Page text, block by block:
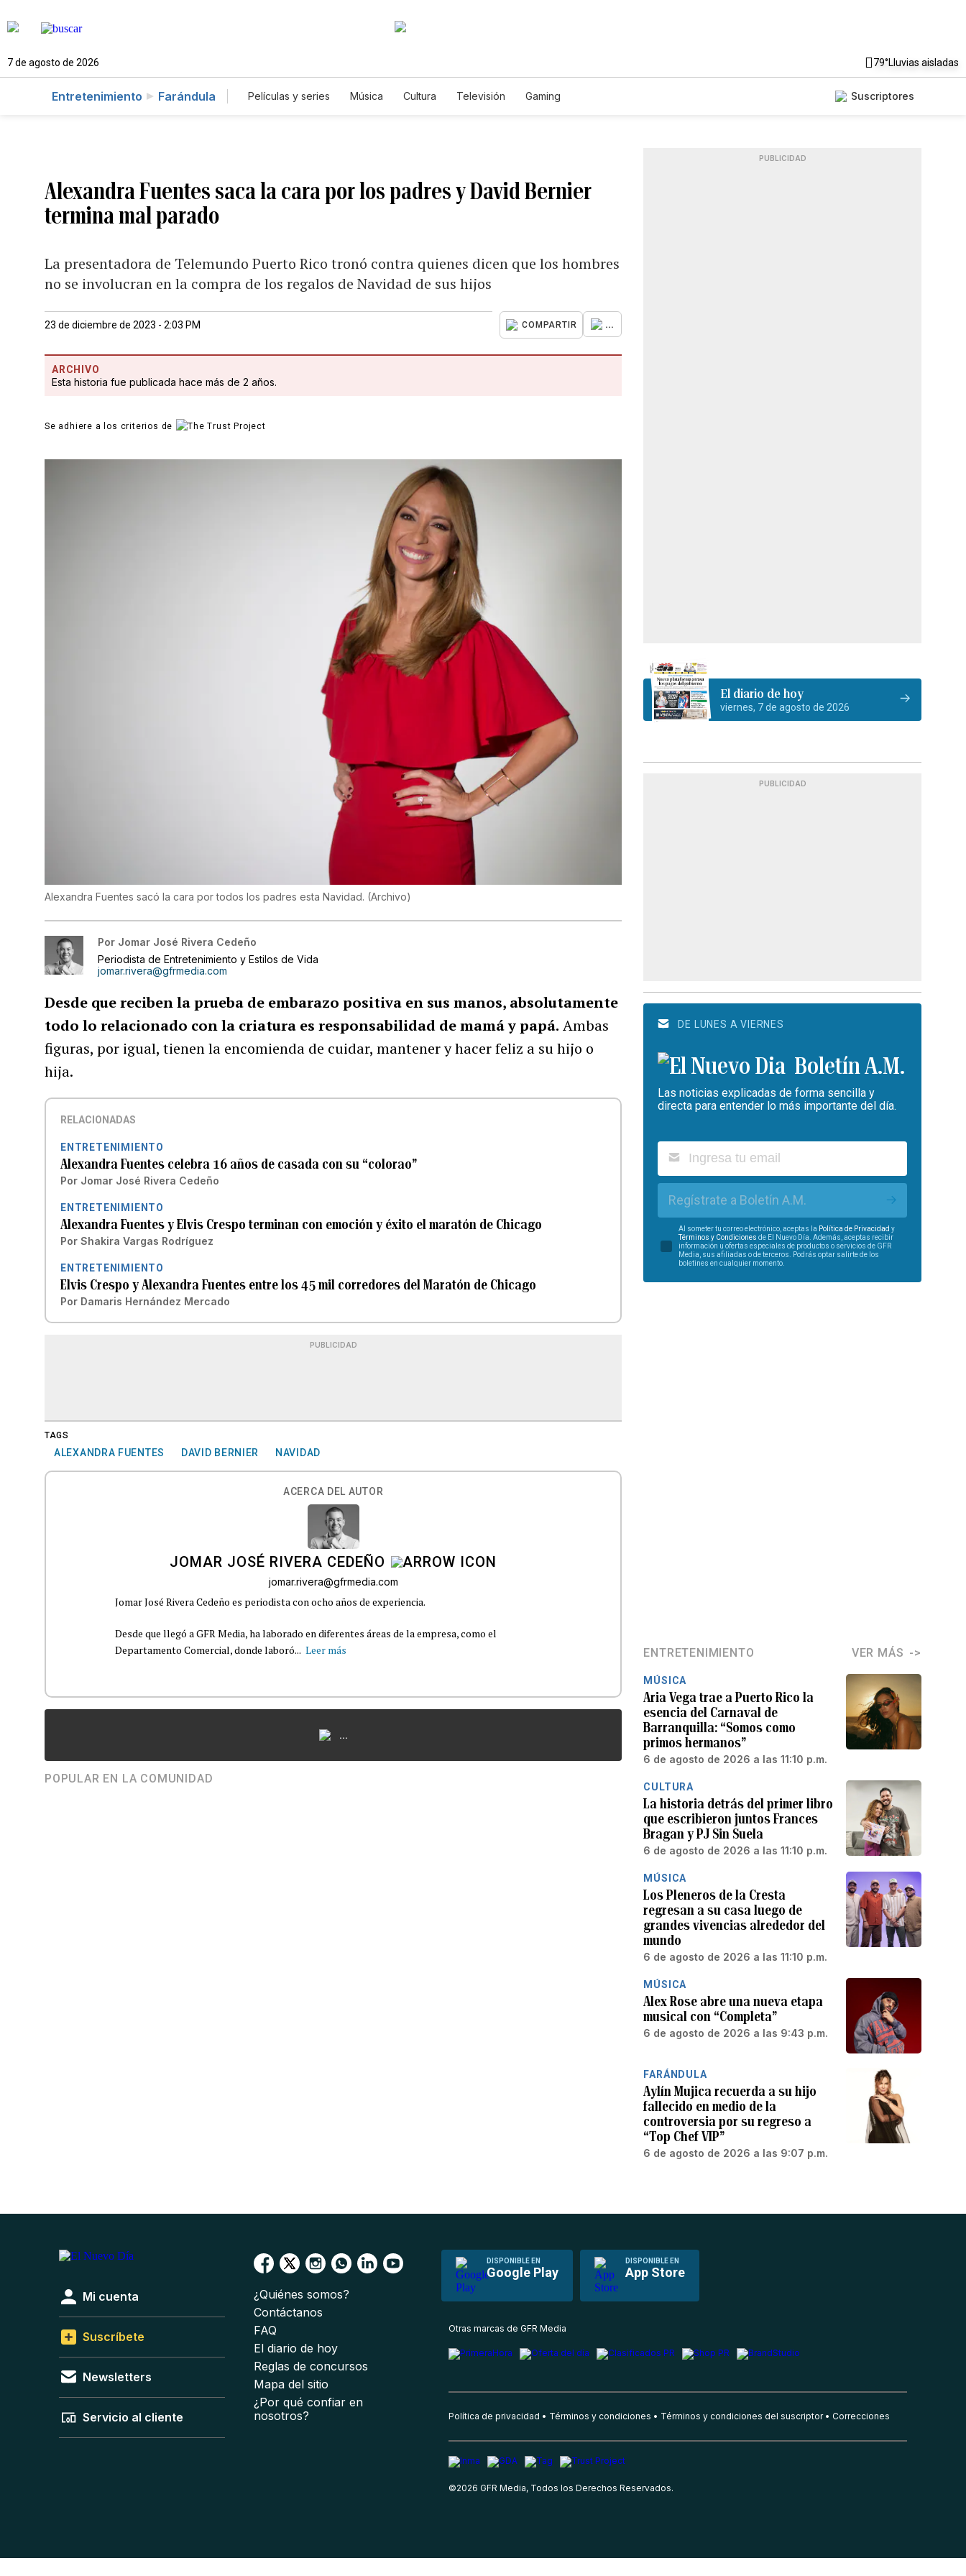
7 de agosto de 2026 79°Lluvias aisladas
Entretenimiento Farándula Películas y series Música Cultura Televisión Gaming Suscriptores
Alexandra Fuentes saca la cara por los padres y David Bernier
termina mal parado
La presentadora de Telemundo Puerto Rico tronó contra quienes dicen que los hombres
no se involucran en la compra de los regalos de Navidad de sus hijos
23 de diciembre de 2023 - 2:03 PM COMPARTIR ...
ARCHIVO
Esta historia fue publicada hace más de 2 años.
Se adhiere a los criterios de
Alexandra Fuentes sacó la cara por todos los padres esta Navidad. (Archivo)
Por Jomar José Rivera Cedeño
Periodista de Entretenimiento y Estilos de Vida
jomar.rivera@gfrmedia.com
Desde que reciben la prueba de embarazo positiva en sus manos, absolutamente
todo lo relacionado con la criatura es responsabilidad de mamá y papá. Ambas
figuras, por igual, tienen la encomienda de cuidar, mantener y hacer feliz a su hijo o
hija.
RELACIONADAS
ENTRETENIMIENTO
Alexandra Fuentes celebra 16 años de casada con su “colorao”
Por Jomar José Rivera Cedeño
ENTRETENIMIENTO
Alexandra Fuentes y Elvis Crespo terminan con emoción y éxito el maratón de Chicago
Por Shakira Vargas Rodríguez
ENTRETENIMIENTO
Elvis Crespo y Alexandra Fuentes entre los 45 mil corredores del Maratón de Chicago
Por Damaris Hernández Mercado
PUBLICIDAD
TAGS
ALEXANDRA FUENTES DAVID BERNIER NAVIDAD
ACERCA DEL AUTOR
JOMAR JOSÉ RIVERA CEDEÑO
jomar.rivera@gfrmedia.com
Jomar José Rivera Cedeño es periodista con ocho años de experiencia.
Desde que llegó a GFR Media, ha laborado en diferentes áreas de la empresa, como el
Departamento Comercial, donde laboró... Leer más
...
POPULAR EN LA COMUNIDAD
PUBLICIDAD
El diario de hoy
viernes, 7 de agosto de 2026
PUBLICIDAD
DE LUNES A VIERNES
Boletín A.M.
Las noticias explicadas de forma sencilla y
directa para entender lo más importante del día.
Regístrate a Boletín A.M.
Al someter tu correo electrónico, aceptas la Política de Privacidad y
Términos y Condiciones de El Nuevo Día. Además, aceptas recibir
información u ofertas especiales de productos o servicios de GFR
Media, sus afiliadas o de terceros. Podrás optar salirte de los
boletines en cualquier momento.
ENTRETENIMIENTO VER MÁS
MÚSICA
Aria Vega trae a Puerto Rico la
esencia del Carnaval de
Barranquilla: “Somos como
primos hermanos”
6 de agosto de 2026 a las 11:10 p.m.
CULTURA
La historia detrás del primer libro
que escribieron juntos Frances
Bragan y PJ Sin Suela
6 de agosto de 2026 a las 11:10 p.m.
MÚSICA
Los Pleneros de la Cresta
regresan a su casa luego de
grandes vivencias alrededor del
mundo
6 de agosto de 2026 a las 11:10 p.m.
MÚSICA
Alex Rose abre una nueva etapa
musical con “Completa”
6 de agosto de 2026 a las 9:43 p.m.
FARÁNDULA
Aylín Mujica recuerda a su hijo
fallecido en medio de la
controversia por su regreso a
“Top Chef VIP”
6 de agosto de 2026 a las 9:07 p.m.
DISPONIBLE EN
Google Play
DISPONIBLE EN
App Store
Mi cuenta
Suscríbete
Newsletters
Servicio al cliente
¿Quiénes somos?
Contáctanos
FAQ
El diario de hoy
Reglas de concursos
Mapa del sitio
¿Por qué confiar en
nosotros?
Otras marcas de GFR Media
Política de privacidad Términos y condiciones Términos y condiciones del suscriptor Correcciones
©2026 GFR Media, Todos los Derechos Reservados.